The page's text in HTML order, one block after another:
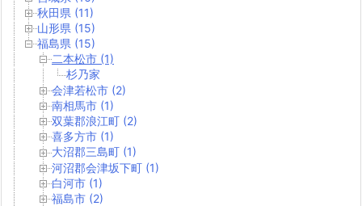
秋田県 (11)
山形県 (15)
福島県 (15)
二本松市 (1)
杉乃家
会津若松市 (2)
南相馬市 (1)
双葉郡浪江町 (2)
喜多方市 (1)
大沼郡三島町 (1)
河沼郡会津坂下町 (1)
白河市 (1)
福島市 (2)